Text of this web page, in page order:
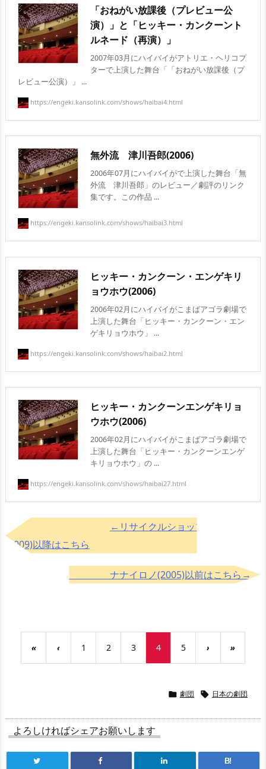
「おねがい放課後（プレビュー公
演）」と「ヒッキー・カンクーント
ルネード（再演）」
2007年03月にハイバイがアトリエ・ヘリコプ
ターで上演した舞台「「おねがい放課後（プ
レビュー公演）」 ...
https://engeki.kansolink.com/shows/haibai4.html
無外流 津川吾郎(2006)
2006年07月にハイバイがで上演した舞台「無
外流 津川吾郎」のレビュー／劇評のリンク
集です。この作品 ...
https://engeki.kansolink.com/shows/haibai3.html
ヒッキー・カンクーン・エンゲキリ
ョウホウ(2006)
2006年02月にハイバイがこまばアゴラ劇場で
上演した舞台「ヒッキー・カンクーン・エン
ゲキリョウホウ」 ...
https://engeki.kansolink.com/shows/haibai2.html
ヒッキー・カンクーンエンゲキリョ
ウホウ(2006)
2006年02月にハイバイがこまばアゴラ劇場で
上演した舞台「ヒッキー・カンクーンエンゲ
キリョウホウ」の ...
https://engeki.kansolink.com/shows/haibai27.html
←リサイクルショップ「KOBITO」
(2009)以降はこちら
ナナイロノ(2005)以前はこちら→
« ‹ 1 2 3 4 5 › »
 劇団  日本の劇団
よろしければシェアお願いします
B!